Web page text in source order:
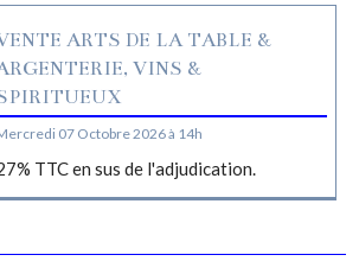
ARTS DE LA TABLE &
VINS &
07 Octobre 2026 à 14h
TTC en sus de l'adjudication.